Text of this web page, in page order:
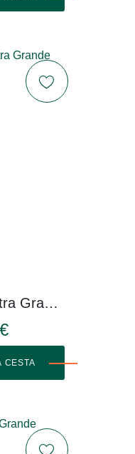
Mesa Eclipse Extra Grande
CESTA